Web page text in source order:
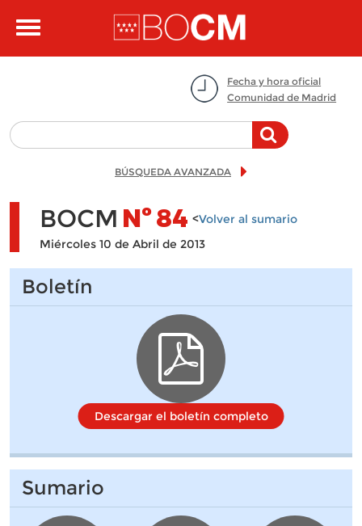
Toggle
Fecha y hora oficial
Comunidad de Madrid
BÚSQUEDA AVANZADA
BOCM Nº84 <Volver al sumario
Miércoles 10 de Abril de 2013
Boletín
Descargar el boletín completo
Sumario